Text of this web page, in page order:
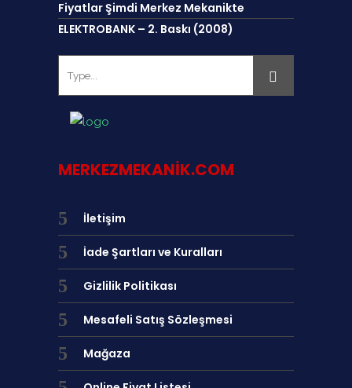
Fiyatlar Şimdi Merkez Mekanikte
ELEKTROBANK – 2. Baskı (2008)
MERKEZMEKANIK.COM
İletişim
İade Şartları ve Kuralları
Gizlilik Politikası
Mesafeli Satış Sözleşmesi
Mağaza